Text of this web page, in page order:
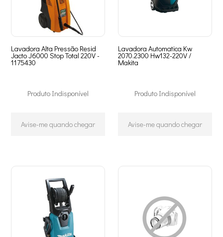
Lavadora Alta Pressão Resid
Jacto J6000 Stop Total 220V -
1175430
Produto Indisponível
Avise-me quando chegar
Lavadora Automatica Kw
2070.2300 Hw132-220V /
Makita
Produto Indisponível
Avise-me quando chegar